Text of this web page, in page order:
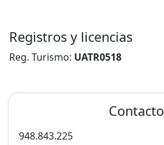
Registros y licencias
Reg. Turismo: UATR0518
Contacto
948.843.225